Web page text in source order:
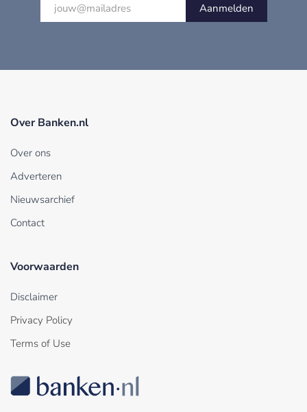
Aanmelden
Over Banken.nl
Over ons
Adverteren
Nieuwsarchief
Contact
Voorwaarden
Disclaimer
Privacy Policy
Terms of Use